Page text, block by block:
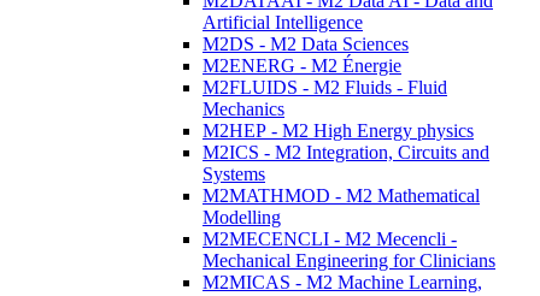
Artificial Intelligence
M2DS - M2 Data Sciences
M2ENERG - M2 Énergie
M2FLUIDS - M2 Fluids - Fluid
Mechanics
M2HEP - M2 High Energy physics
M2ICS - M2 Integration, Circuits and
Systems
M2MATHMOD - M2 Mathematical
Modelling
M2MECENCLI - M2 Mecencli -
Mechanical Engineering for Clinicians
M2MICAS - M2 Machine Learning,